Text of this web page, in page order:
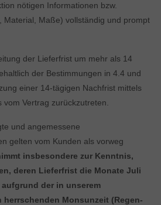
nötigen Informationen bzw.
Material, Maße) vollständig und prompt
der Lieferfrist um mehr als 14
der Bestimmungen in 4.4 und
einer 14-tägigen Nachfrist mittels
Vertrag zurückzutreten.
und angemessene
gelten vom Kunden als vorweg
insbesondere zur Kenntnis,
deren Lieferfrist die Monate Juli
der in unserem
Monsunzeit (Regen-